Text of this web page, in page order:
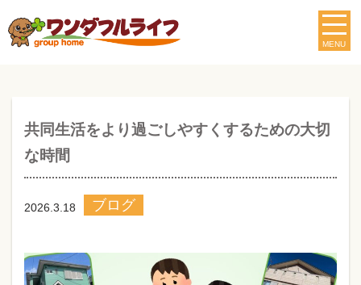
MENU
共同生活をより過ごしやすくするための大切
な時間
2026.3.18 ブログ